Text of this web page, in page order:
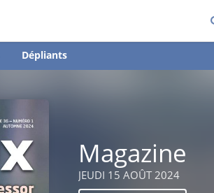
Dépliants
Magazine
JEUDI 15 AOÛT 2024